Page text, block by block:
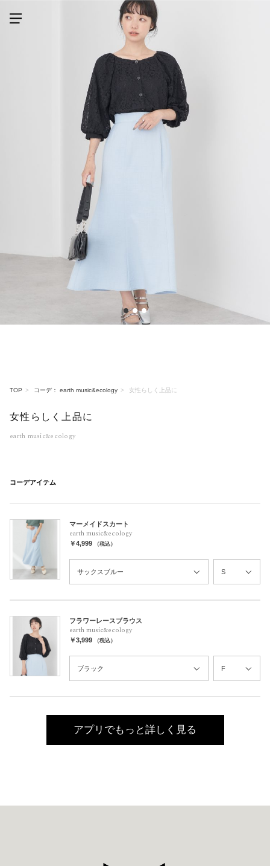
TOP コーデ： earth music&ecology 女性らしく上品に
女性らしく上品に
earth music&ecology
コーデアイテム
マーメイドスカート
earth music&ecology
￥4,999 （税込）
フラワーレースブラウス
earth music&ecology
￥3,999 （税込）
アプリでもっと詳しく見る
1 2 3